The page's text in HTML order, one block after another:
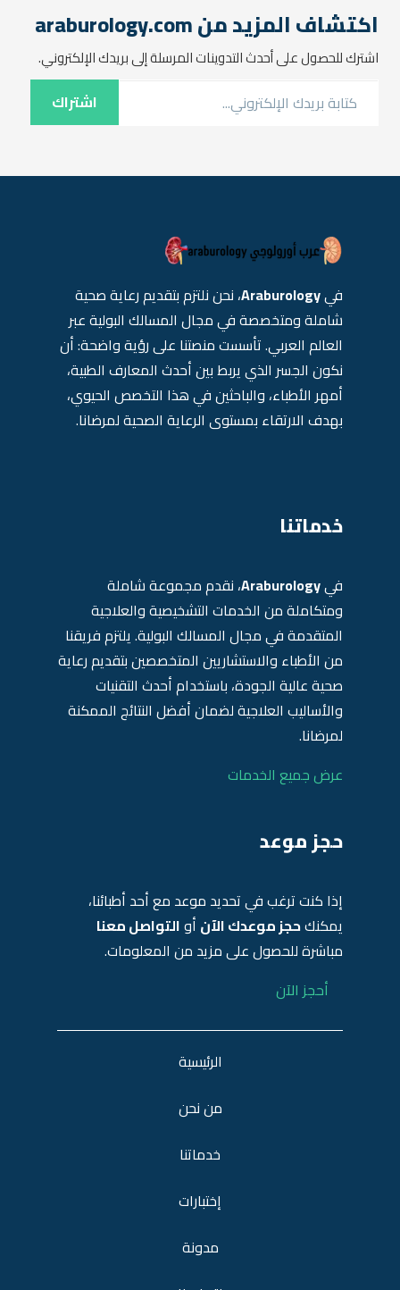
الخصية لتحديد السبب الرئيسي…
اكتشاف المزيد من araburology.com
اشترك للحصول على أحدث التدوينات المرسلة إلى بريدك الإلكتروني.
اشتراك
فيAraburology، نحن نلتزم بتقديم رعاية صحية
شاملة ومتخصصة في مجال المسالك البولية عبر
العالم العربي. تأسست منصتنا على رؤية واضحة: أن
نكون الجسر الذي يربط بين أحدث المعارف الطبية،
أمهر الأطباء، والباحثين في هذا التخصص الحيوي،
بهدف الارتقاء بمستوى الرعاية الصحية لمرضانا.
خدماتنا
فيAraburology، نقدم مجموعة شاملة
ومتكاملة من الخدمات التشخيصية والعلاجية
المتقدمة في مجال المسالك البولية. يلتزم فريقنا
من الأطباء والاستشاريين المتخصصين بتقديم رعاية
صحية عالية الجودة، باستخدام أحدث التقنيات
والأساليب العلاجية لضمان أفضل النتائج الممكنة
لمرضانا.
عرض جميع الخدمات
حجز موعد
إذا كنت ترغب في تحديد موعد مع أحد أطبائنا،
يمكنكحجز موعدك الآن أوالتواصل معنا
مباشرة للحصول على مزيد من المعلومات.
أحجز الآن
الرئيسية
من نحن
خدماتنا
إختبارات
مدونة